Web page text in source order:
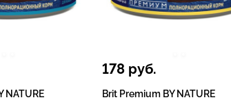
NATURE
178 руб.
Brit Premium BY NATURE